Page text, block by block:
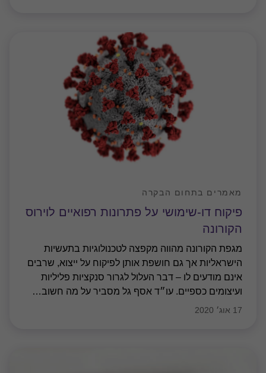
פיקוח דו-שימושי על פתרונות רפואיים לוירוס
הקורונה
מאמרים בתחום הבקרה
מגפת הקורונה מהווה מקפצה לטכנולוגיות בתעשיות
הישראליות אך גם חושפת אותן לפיקוח על ייצוא, שרבים
אינם מודעים לו – דבר העלול לגרור סנקציות פליליות
ועיצומים כספיים. עו״ד אסף גל מסביר על מה חשוב…
17 אוג׳ 2020